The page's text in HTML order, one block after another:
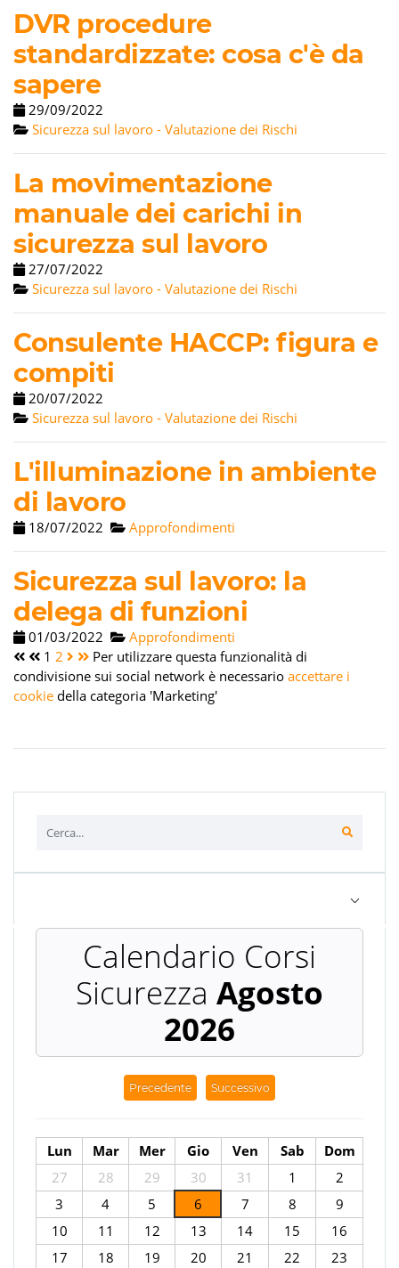
DVR procedure
standardizzate: cosa c'è da
sapere
29/09/2022
Sicurezza sul lavoro - Valutazione dei Rischi
La movimentazione
manuale dei carichi in
sicurezza sul lavoro
27/07/2022
Sicurezza sul lavoro - Valutazione dei Rischi
Consulente HACCP: figura e
compiti
20/07/2022
Sicurezza sul lavoro - Valutazione dei Rischi
L'illuminazione in ambiente
di lavoro
18/07/2022 Approfondimenti
Sicurezza sul lavoro: la
delega di funzioni
01/03/2022
Approfondimenti
1 2
Per utilizzare questa funzionalità di
condivisione sui social network è necessario accettare i
cookie della categoria 'Marketing'
Agosto
2026
Precedente Successivo
Lun Mar Mer Gio Ven Sab
Dom
27
28 29 30 31 1
2
3
4 5 6 7 8
9
10
11 12 13 14 15
16
17
18 19 20 21 22
23